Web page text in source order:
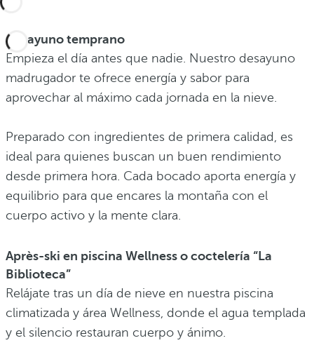
Desayuno temprano
Empieza el día antes que nadie. Nuestro desayuno
madrugador te ofrece energía y sabor para
aprovechar al máximo cada jornada en la nieve.
Preparado con ingredientes de primera calidad, es
ideal para quienes buscan un buen rendimiento
desde primera hora. Cada bocado aporta energía y
equilibrio para que encares la montaña con el
cuerpo activo y la mente clara.
Après-ski en piscina Wellness o coctelería “La
Biblioteca”
Relájate tras un día de nieve en nuestra piscina
climatizada y área Wellness, donde el agua templada
y el silencio restauran cuerpo y ánimo.